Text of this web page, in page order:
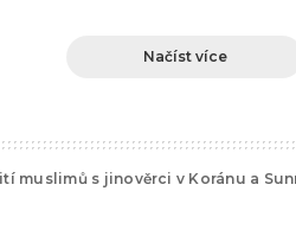
Načíst více
muslimů s jinověrci v Koránu a